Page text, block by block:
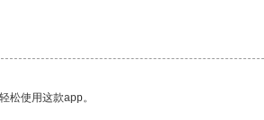
松使用这款app。